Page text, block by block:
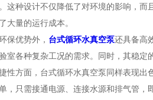
这种设计不仅降低了对环境的影响，而
大量的运行成本。
优势外， 台式循环水真空泵还具备高
室各种复杂工况的需求。同时，其稳定
方面，台式循环水真空泵同样表现出
，只需接通电源、连接水源和排气管